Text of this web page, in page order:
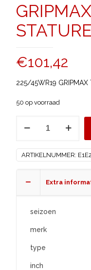
€101,42
225/45WR19
50 op voorraad
STATURE
ARTIKELNUMMER:
Extra
seizoen
merk
type
inch